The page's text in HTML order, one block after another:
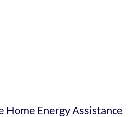
Home Energy Assistance